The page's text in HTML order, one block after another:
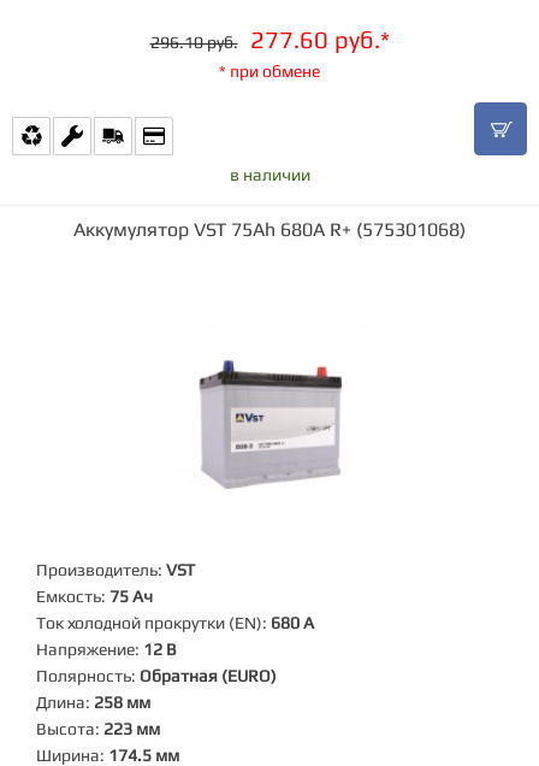
296.10 руб. 277.60 руб.*
* при обмене
в наличии
Аккумулятор VST 75Ah 680A R+ (575301068)
Производитель: VST
Емкость: 75 Ач
Ток холодной прокрутки (EN): 680 А
Напряжение: 12 В
Полярность: Обратная (EURO)
Длина: 258 мм
Высота: 223 мм
Ширина: 174.5 мм